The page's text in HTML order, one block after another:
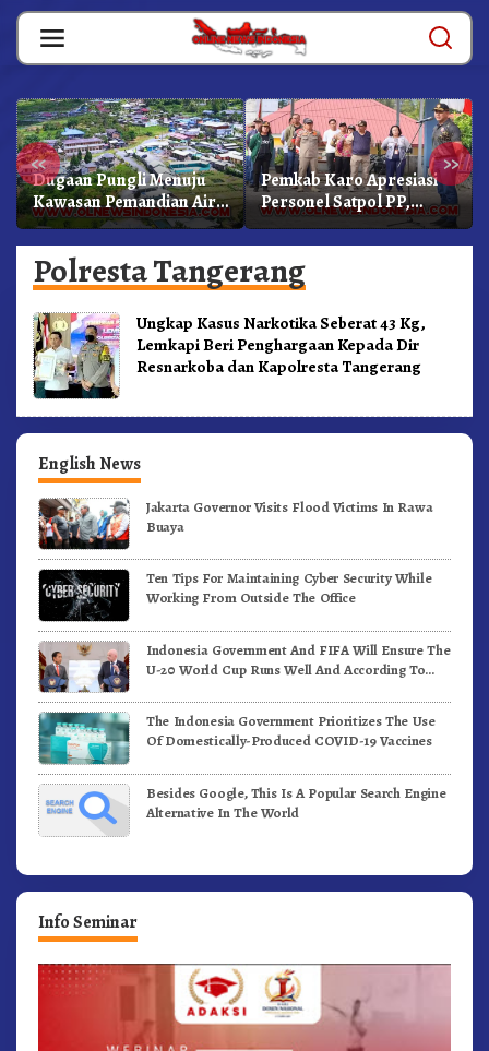
Skip
content
« »
Dugaan Pungli Menuju
Kawasan Pemandian Air
Panas Semangat Gunung
– Doulu Foto Dan
Videokan!
Pemkab Karo Apresiasi
Personel Satpol PP,
Linmas, Dan Pemadam
Kebakaran
Polresta Tangerang
Ungkap Kasus Narkotika Seberat 43 Kg,
Lemkapi Beri Penghargaan Kepada Dir
Resnarkoba dan Kapolresta Tangerang
English News
Jakarta Governor Visits Flood Victims In Rawa
Buaya
Ten Tips For Maintaining Cyber Security While
Working From Outside The Office
Indonesia Government And FIFA Will Ensure The
U-20 World Cup Runs Well And According To
The Indonesia Government Prioritizes The Use
Of Domestically-Produced COVID-19 Vaccines
Besides Google, This Is A Popular Search Engine
Alternative In The World
Info Seminar